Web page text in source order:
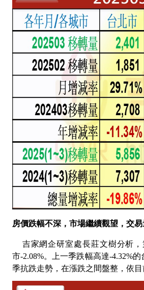
房價跌幅不深，市場繼續觀望，交
吉家網企研室處長莊文樹分析
市-2.08%。上一季跌幅高達-4.32%的
季抗跌走勢，在漲跌之間盤整，依